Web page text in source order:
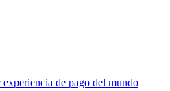
de pago del mundo